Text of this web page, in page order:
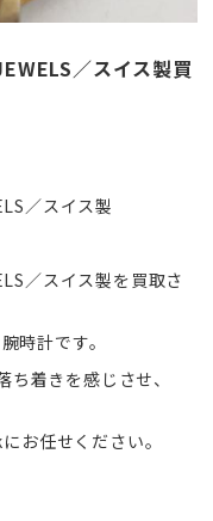
／スイス製買
／スイス製
／スイス製を買取さ
時計です。
着きを感じさせ、
お任せください。